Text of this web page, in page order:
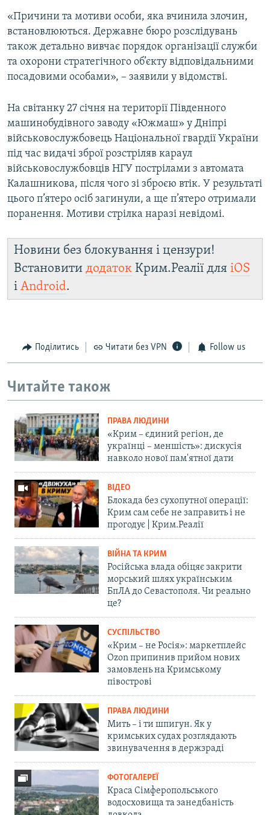
«Причини та мотиви особи, яка вчинила злочин,
встановлюються. Державне бюро розслідувань
також детально вивчає порядок організації служби
та охорони стратегічного об’єкту відповідальними
посадовими особами», – заявили у відомстві.
На світанку 27 січня на території Південного
машинобудівного заводу «Южмаш» у Дніпрі
військовослужбовець Національної гвардії України
під час видачі зброї розстріляв караул
військовослужбовців НГУ пострілами з автомата
Калашникова, після чого зі зброєю втік. У результаті
цього п’ятеро осіб загинули, а ще п’ятеро отримали
поранення. Мотиви стрілка наразі невідомі.
Новини без блокування і цензури!
Встановити додаток Крим.Реалії для iOS
і Android.
Поділитись Читати без VPN Follow us
Читайте також
ПРАВА ЛЮДИНИ
«Крим – єдиний регіон, де
українці – меншість»: дискусія
навколо нової пам'ятної дати
ВІДЕО
Блокада без сухопутної операції:
Крим сам себе не заправить і не
прогодує | Крим.Реалії
ВІЙНА ТА КРИМ
Російська влада обіцяє закрити
морський шлях українським
БпЛА до Севастополя. Чи реально
це?
СУСПІЛЬСТВО
«Крим – не Росія»: маркетплейс
Ozon припинив прийом нових
замовлень на Кримському
півострові
ПРАВА ЛЮДИНИ
Мить – і ти шпигун. Як у
кримських судах розглядають
звинувачення в держзраді
ФОТОГАЛЕРЕЇ
Краса Сімферопольського
водосховища та занедбаність